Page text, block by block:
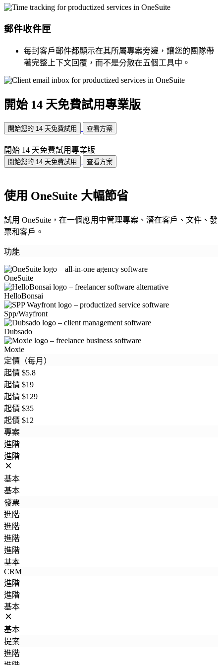
郵件收件匣
每封客戶郵件都顯示在其所屬專案旁邊，讓您的團隊帶
著完整上下文回覆，而不是分散在五個工具中。
開始 14 天免費試用專業版
開始您的 14 天免費試用 查看方案
開始 14 天免費試用專業版
開始您的 14 天免費試用 查看方案
使用 OneSuite 大幅節省
試用 OneSuite，在一個應用中管理專案、潛在客戶、文件、發
票和客戶。
功能
OneSuite
HelloBonsai
Spp/Wayfront
Dubsado
Moxie
定價（每月）
起價 $5.8
起價 $19
起價 $129
起價 $35
起價 $12
專案
進階
進階
基本
基本
發票
進階
進階
進階
進階
基本
CRM
進階
進階
基本
基本
提案
進階